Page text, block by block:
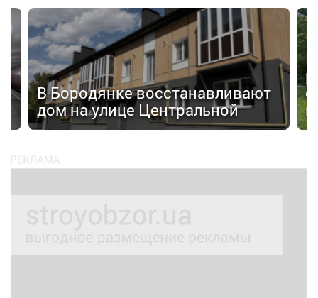
В Бородянке восстанавливают
дом на улице Центральной